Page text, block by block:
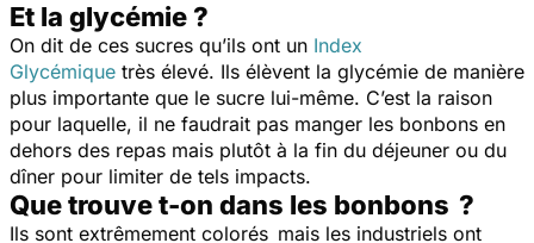
Et la glycémie ?
On dit de ces sucres qu’ils ont un Index
Glycémique très élevé. Ils élèvent la glycémie de manière
plus importante que le sucre lui-même. C’est la raison
pour laquelle, il ne faudrait pas manger les bonbons en
dehors des repas mais plutôt à la fin du déjeuner ou du
dîner pour limiter de tels impacts.
Que trouve t-on dans les bonbons ?
Ils sont extrêmement colorés mais les industriels ont